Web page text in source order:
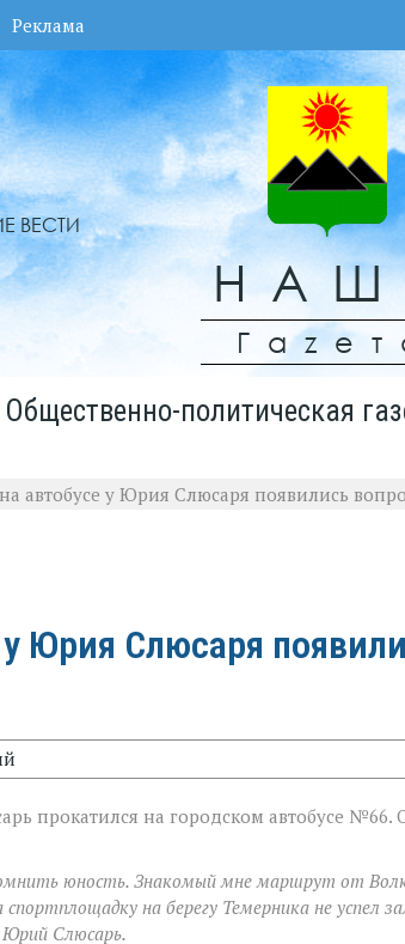
Реклама
ВЕСТИ
Общественно-политическая
автобусе у Юрия Слюсаря появились
у Юрия Слюсаря
прокатился на городском автобусе №66.
юность. Знакомый мне маршрут от
на берегу Темерника не успел
Слюсарь.